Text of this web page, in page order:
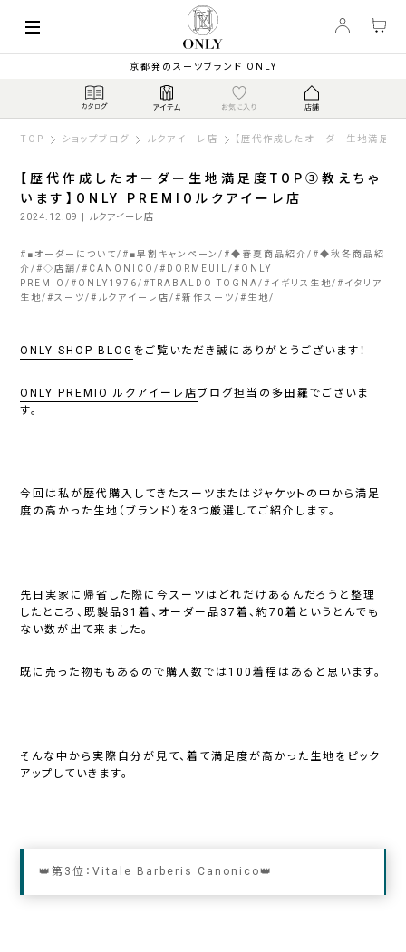
京都発のスーツブランド ONLY
TOP ショップブログ ルクアイーレ店 【歴代作成したオーダー生地満足
【歴代作成したオーダー生地満足度TOP③教えちゃ
います】ONLY PREMIOルクアイーレ店
2024.12.09 | ルクアイーレ店
# ■オーダーについて # ■早割キャンペーン #◆春夏商品紹介 #◆秋冬商品紹
介 #◇店舗 # CANONICO # DORMEUIL # ONLY
PREMIO # ONLY1976 #TRABALDO TOGNA # イギリス生地 # イタリア
生地 # スーツ # ルクアイーレ店 #新作スーツ # 生地
ONLY SHOP BLOG をご覧いただき誠にありがとうございます！
ONLY PREMIO ルクアイーレ店ブログ担当の多田羅でございま
す。
今回は私が歴代購入してきたスーツまたはジャケットの中から満足
度の高かった生地（ブランド）を3つ厳選してご紹介します。
先日実家に帰省した際に今スーツはどれだけあるんだろうと整理
したところ、既製品31着、オーダー品37着、約70着というとんでも
ない数が出て来ました。
既に売った物ももあるので購入数では100着程はあると思います。
そんな中から実際自分が見て、着て満足度が高かった生地をピック
アップしていきます。
👑第3位：Vitale Barberis Canonico👑